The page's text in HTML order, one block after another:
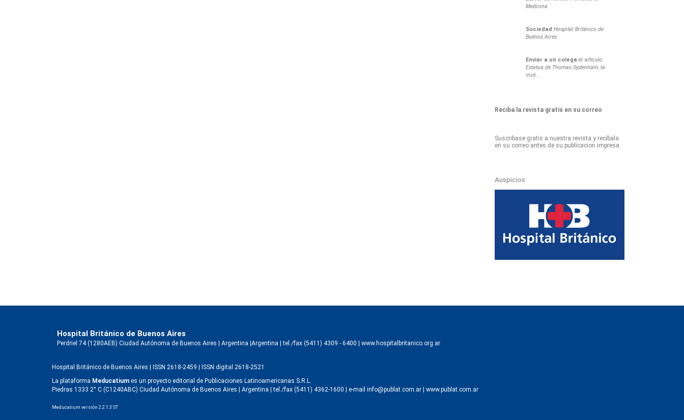
Medicina
Sociedad Hospital Británico de
Buenos Aires
Enviar a un colega el articulo
Estatua de Thomas Sydenham, la
incó...
Reciba la revista gratis en su correo
Suscribase gratis a nuestra revista y recibala
en su correo antes de su publicacion impresa.
Auspicios
Hospital Británico de Buenos Aires
Perdriel 74 (1280AEB) Ciudad Autónoma de Buenos Aires | Argentina |Argentina | tel./fax (5411) 4309 - 6400 | www.hospitalbritanico.org.ar
Hospital Británico de Buenos Aires | ISSN 2618-2459 | ISSN digital 2618-2521
La plataforma Meducatium es un proyecto editorial de Publicaciones Latinoamericanas S.R.L.
Piedras 1333 2° C (C1240ABC) Ciudad Autónoma de Buenos Aires | Argentina | tel./fax (5411) 4362-1600 | e-mail info@publat.com.ar |
www.publat.com.ar
Meducatium versión 2.2.1.3 ST